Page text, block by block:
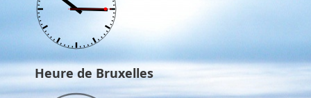
Heure de Bruxelles